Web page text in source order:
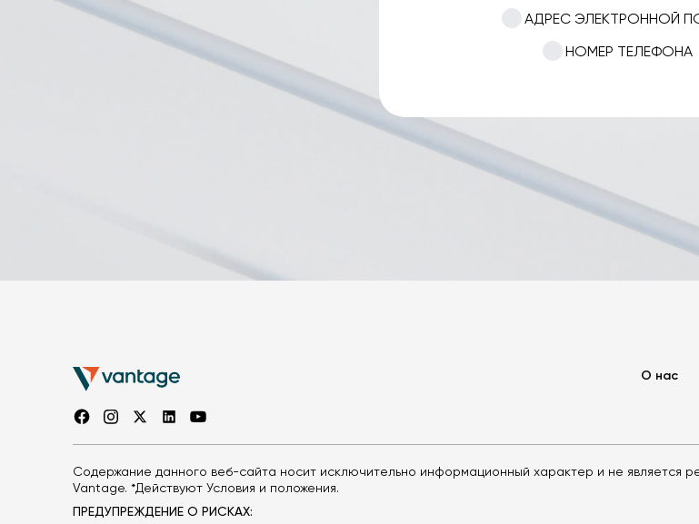
АДРЕС ЭЛЕКТРОННОЙ
НОМЕР ТЕЛЕФОНА
О нас
Содержание данного веб-сайта носит исключительно информационный характер и не является
Vantage. *Действуют Условия и положения.
ПРЕДУПРЕЖДЕНИЕ О РИСКАХ: